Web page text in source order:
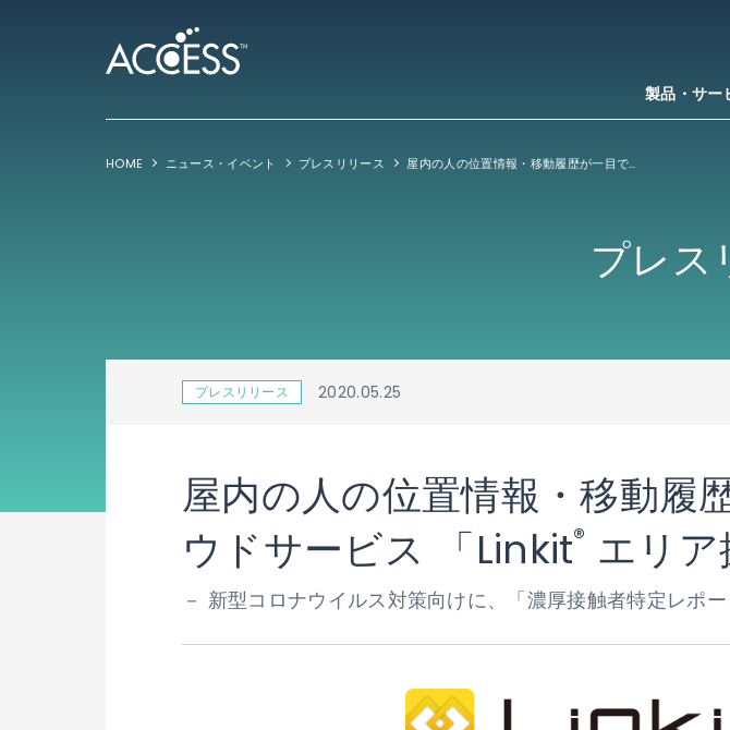
製品・サー
HOME ニュース・イベント プレスリリース 屋内の人の位置情報・移動履歴が一目でわかる法人向けクラウドサービス 「Linkit
プレス
プレスリリース 2020.05.25
屋内の人の位置情報・移動履
ウドサービス 「Linkit® エリ
－ 新型コロナウイルス対策向けに、「濃厚接触者特定レポ